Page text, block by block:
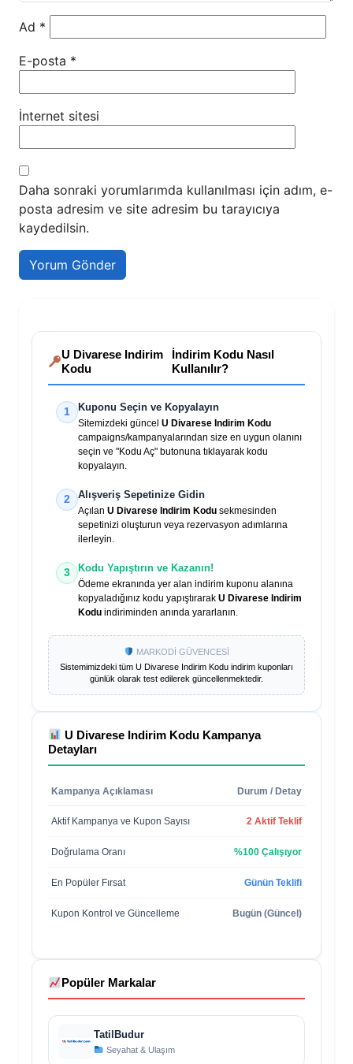
Ad *
E-posta *
İnternet sitesi
Daha sonraki yorumlarımda kullanılması için adım, e-
posta adresim ve site adresim bu tarayıcıya
kaydedilsin.
U Divarese Indirim
Kodu
İndirim Kodu Nasıl
Kullanılır?
1 Kuponu Seçin ve Kopyalayın
Sitemizdeki güncel U Divarese Indirim Kodu
campaigns/kampanyalarından size en uygun olanını
seçin ve "Kodu Aç" butonuna tıklayarak kodu
kopyalayın.
2 Alışveriş Sepetinize Gidin
Açılan U Divarese Indirim Kodu sekmesinden
sepetinizi oluşturun veya rezervasyon adımlarına
ilerleyin.
3 Kodu Yapıştırın ve Kazanın!
Ödeme ekranında yer alan indirim kuponu alanına
kopyaladığınız kodu yapıştırarak U Divarese Indirim
Kodu indiriminden anında yararlanın.
MARKODİ GÜVENCESİ
Sistemimizdeki tüm U Divarese Indirim Kodu indirim kuponları
günlük olarak test edilerek güncellenmektedir.
U Divarese Indirim Kodu Kampanya
Detayları
Kampanya Açıklaması Durum / Detay
Aktif Kampanya ve Kupon Sayısı 2 Aktif Teklif
Doğrulama Oranı %100 Çalışıyor
En Popüler Fırsat Günün Teklifi
Kupon Kontrol ve Güncelleme Bugün (Güncel)
Popüler Markalar
TatilBudur
Seyahat & Ulaşım